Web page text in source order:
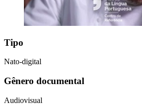
Tipo
Nato-digital
Gênero documental
Audiovisual